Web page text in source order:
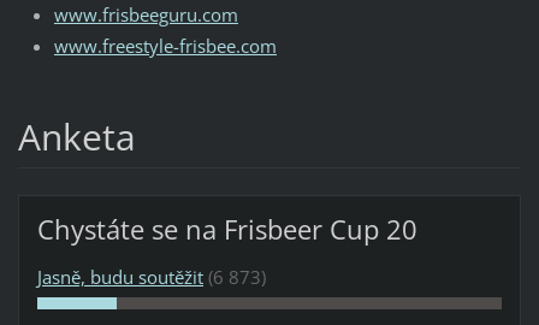
www.frisbeeguru.com
www.freestyle-frisbee.com
Anketa
Chystáte se na Frisbeer Cup 20
Jasně, budu soutěžit (6 873)